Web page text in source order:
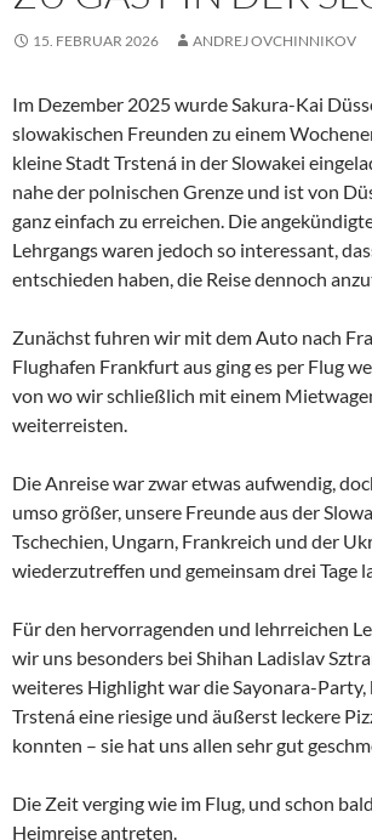
15. FEBRUAR 2026 ANDREJ OVCHINNIKOV
Im Dezember 2025 wurde Sakura-Kai
slowakischen Freunden zu einem
kleine Stadt Trstená in der Slowakei
nahe der polnischen Grenze und ist von
ganz einfach zu erreichen. Die
Lehrgangs waren jedoch so interessant,
entschieden haben, die Reise dennoch
Zunächst fuhren wir mit dem Auto nach
Flughafen Frankfurt aus ging es per Flug
von wo wir schließlich mit einem
weiterreisten.
Die Anreise war zwar etwas aufwendig,
umso größer, unsere Freunde aus der
Tschechien, Ungarn, Frankreich und der
wiederzutreffen und gemeinsam drei Tage
Für den hervorragenden und lehrreichen
wir uns besonders bei Shihan Ladislav
weiteres Highlight war die Sayonara-Party,
Trstená eine riesige und äußerst leckere
konnten – sie hat uns allen sehr gut
Die Zeit verging wie im Flug, und schon
Heimreise antreten.